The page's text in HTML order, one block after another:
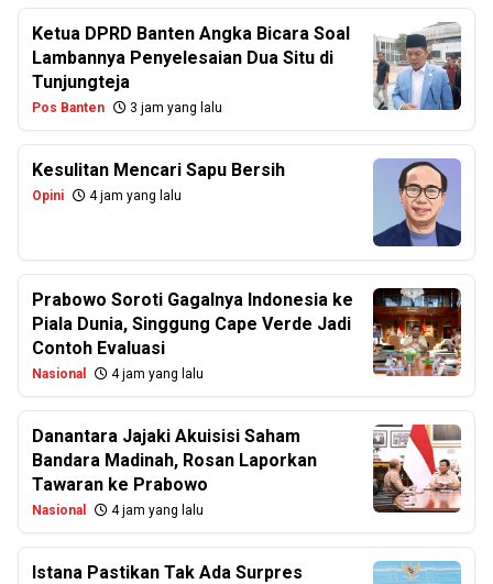
Ketua DPRD Banten Angka Bicara Soal
Lambannya Penyelesaian Dua Situ di
Tunjungteja
Pos Banten 3 jam yang lalu
Kesulitan Mencari Sapu Bersih
Opini 4 jam yang lalu
Prabowo Soroti Gagalnya Indonesia ke
Piala Dunia, Singgung Cape Verde Jadi
Contoh Evaluasi
Nasional 4 jam yang lalu
Danantara Jajaki Akuisisi Saham
Bandara Madinah, Rosan Laporkan
Tawaran ke Prabowo
Nasional 4 jam yang lalu
Istana Pastikan Tak Ada Surpres